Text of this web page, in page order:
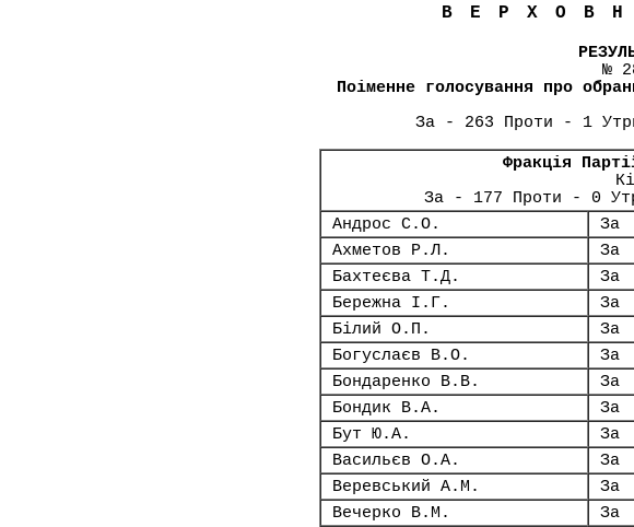
№
Поіменне голосування про
За - 263 Проти - 1
Фракція
За - 177 Проти - 0
Андрос С.О.
За
Ахметов Р.Л.
За
Бахтеєва Т.Д.
За
Бережна І.Г.
За
Білий О.П.
За
Богуслаєв В.О.
За
Бондаренко В.В.
За
Бондик В.А.
За
Бут Ю.А.
За
Васильєв О.А.
За
Веревський А.М.
За
Вечерко В.М.
За